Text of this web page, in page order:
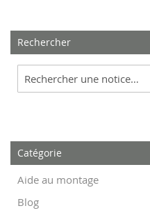
Rechercher
Catégorie
Aide au montage
Blog